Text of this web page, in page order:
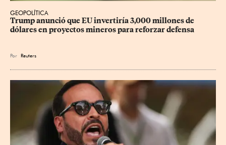
GEOPOLÍTICA
Trump anunció que EU invertiría 3,000 millones de
dólares en proyectos mineros para reforzar defensa
Por Reuters